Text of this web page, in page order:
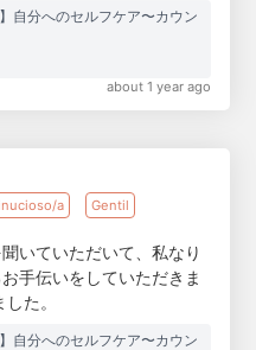
自分へのセルフケア〜カウン
about 1 year ago
a Gentil
いていただいて、私なり
手伝いをしていただきま
た。
自分へのセルフケア〜カウン